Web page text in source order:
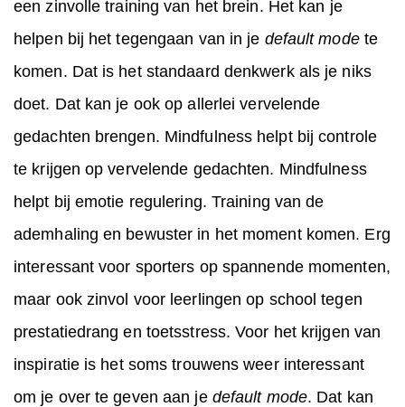
een zinvolle training van het brein. Het kan je
helpen bij het tegengaan van in je default mode te
komen. Dat is het standaard denkwerk als je niks
doet. Dat kan je ook op allerlei vervelende
gedachten brengen. Mindfulness helpt bij controle
te krijgen op vervelende gedachten. Mindfulness
helpt bij emotie regulering. Training van de
ademhaling en bewuster in het moment komen. Erg
interessant voor sporters op spannende momenten,
maar ook zinvol voor leerlingen op school tegen
prestatiedrang en toetsstress. Voor het krijgen van
inspiratie is het soms trouwens weer interessant
om je over te geven aan je default mode. Dat kan